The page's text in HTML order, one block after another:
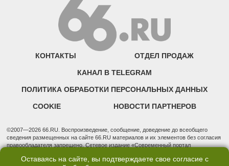
КОНТАКТЫ ОТДЕЛ ПРОДАЖ
КАНАЛ В TELEGRAM
ПОЛИТИКА ОБРАБОТКИ ПЕРСОНАЛЬНЫХ ДАННЫХ
COOKIE НОВОСТИ ПАРТНЕРОВ
©2007—2026 66.RU. Воспроизведение, сообщение, доведение до всеобщего
сведения размещенных на сайте 66.RU материалов и их элементов без согласия
правообладателя запрещено. Сетевое издание «Современный портал
надзору в сфере связи, информационных технологий и массовых коммуникаций
Оставаясь на сайте, вы подтверждаете свое согласие с